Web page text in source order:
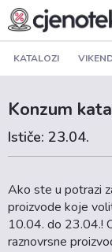
KATALOZI
Konzum
Ističe: 23.04.
Ako ste u potrazi
proizvode koje
10.04. do 23.04.!
raznovrsne